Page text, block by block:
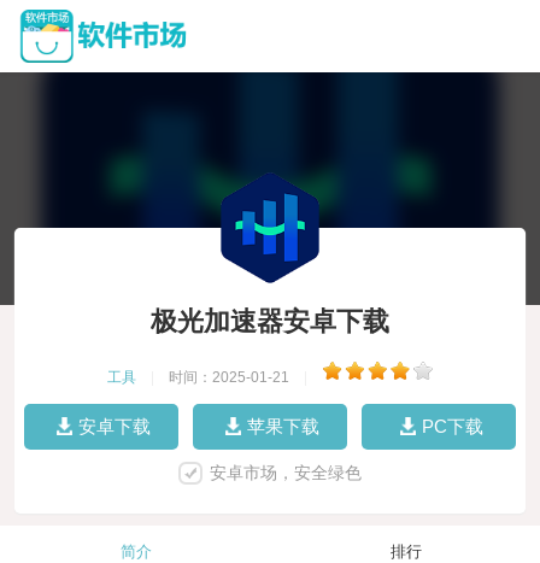
极光加速器安卓下载
工具 时间：2025-01-21
安卓下载 苹果下载 PC下载
安卓市场，安全绿色
简介 排行